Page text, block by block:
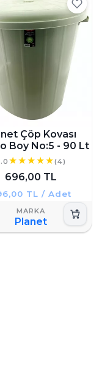
Çöp Kovası
Boy No:5 - 90 Lt
(4)
696,00 TL
TL / Adet
Planet